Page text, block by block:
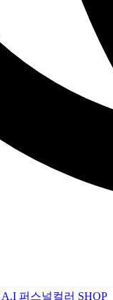
A.I 퍼스널컬러 SHOP